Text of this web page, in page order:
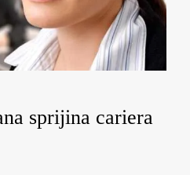
sprijina cariera